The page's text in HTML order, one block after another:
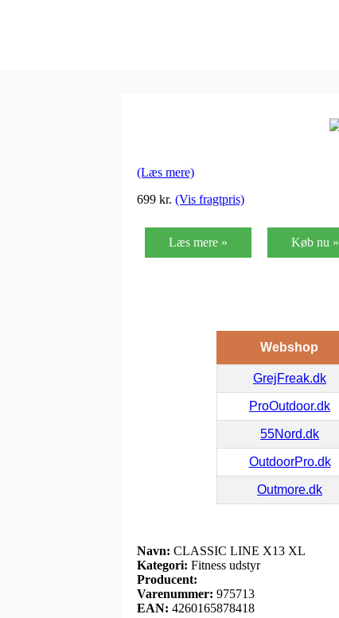
(Læs mere)
699 kr. (Vis fragtpris)
Læs mere » Køb nu »
Webshop
GrejFreak.dk
ProOutdoor.dk
55Nord.dk
OutdoorPro.dk
Outmore.dk
Navn: CLASSIC LINE X13 XL
Kategori: Fitness udstyr
Producent:
Varenummer: 975713
EAN: 4260165878418